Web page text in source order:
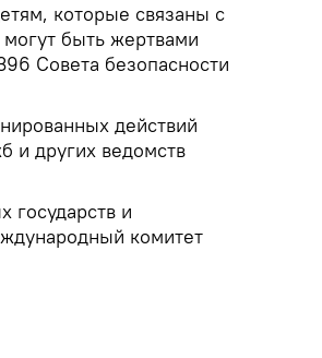
которые связаны с
быть жертвами
Совета безопасности
действий
и других ведомств
государств и
комитет